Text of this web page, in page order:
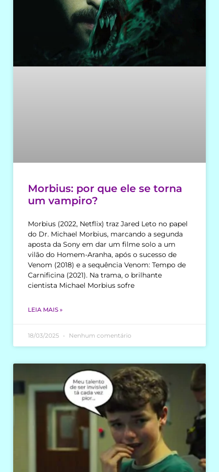
Morbius: por que ele se torna
um vampiro?
Morbius (2022, Netflix) traz Jared Leto no papel
do Dr. Michael Morbius, marcando a segunda
aposta da Sony em dar um filme solo a um
vilão do Homem-Aranha, após o sucesso de
Venom (2018) e a sequência Venom: Tempo de
Carnificina (2021). Na trama, o brilhante
cientista Michael Morbius sofre
LEIA MAIS »
18/03/2025 Nenhum comentário